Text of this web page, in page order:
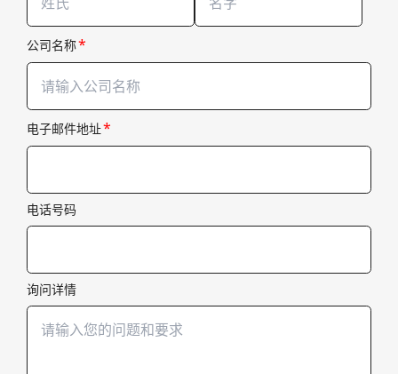
公司名称*
电子邮件地址*
电话号码
询问详情